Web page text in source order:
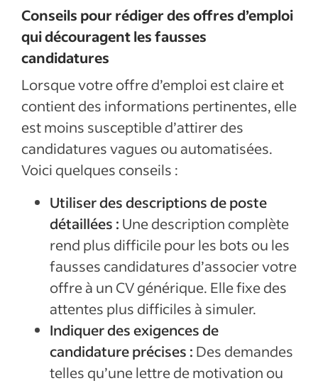
Conseils pour rédiger des offres d’emploi
qui découragent les fausses
candidatures
Lorsque votre offre d’emploi est claire et
contient des informations pertinentes, elle
est moins susceptible d’attirer des
candidatures vagues ou automatisées.
Voici quelques conseils :
Utiliser des descriptions de poste
détaillées : Une description complète
rend plus difficile pour les bots ou les
fausses candidatures d’associer votre
offre à un CV générique. Elle fixe des
attentes plus difficiles à simuler.
Indiquer des exigences de
candidature précises : Des demandes
telles qu’une lettre de motivation ou